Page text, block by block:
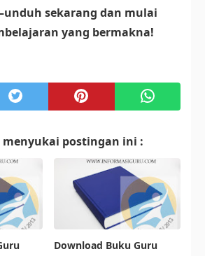
sekarang dan mulai
yang bermakna!
postingan ini :
Download Buku Guru